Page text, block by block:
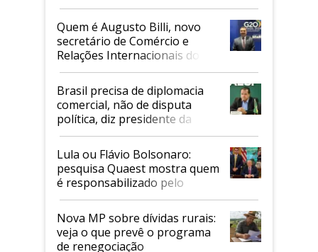
Quem é Augusto Billi, novo
secretário de Comércio e
Relações Internacionais do
Mapa
Brasil precisa de diplomacia
comercial, não de disputa
política, diz presidente da
Faesp
Lula ou Flávio Bolsonaro:
pesquisa Quaest mostra quem
é responsabilizado pelo
tarifaço dos EUA
Nova MP sobre dívidas rurais:
veja o que prevê o programa
de renegociação